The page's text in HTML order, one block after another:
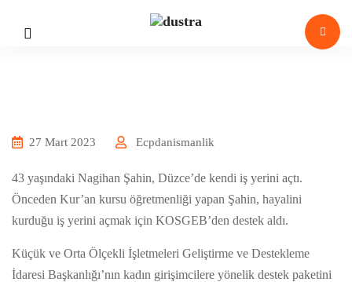
27 Mart 2023 Ecpdanismanlik
43 yaşındaki Nagihan Şahin, Düzce’de kendi iş yerini açtı.
Önceden Kur’an kursu öğretmenliği yapan Şahin, hayalini
kurduğu iş yerini açmak için KOSGEB’den destek aldı.
Küçük ve Orta Ölçekli İşletmeleri Geliştirme ve Destekleme
İdaresi Başkanlığı’nın kadın girişimcilere yönelik destek paketini